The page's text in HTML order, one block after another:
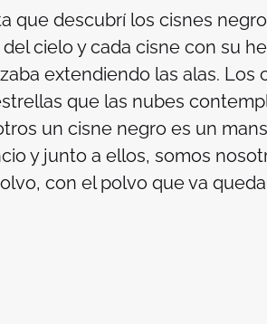
que descubrí los cisnes
del cielo y cada cisne con su
extendiendo las alas. Los
que las nubes
un cisne negro es un
y junto a ellos, somos
con el polvo que va